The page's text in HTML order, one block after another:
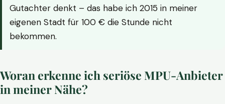
Gutachter denkt – das habe ich 2015 in meiner
eigenen Stadt für 100 € die Stunde nicht
bekommen.
Woran erkenne ich seriöse MPU-Anbieter
in meiner Nähe?